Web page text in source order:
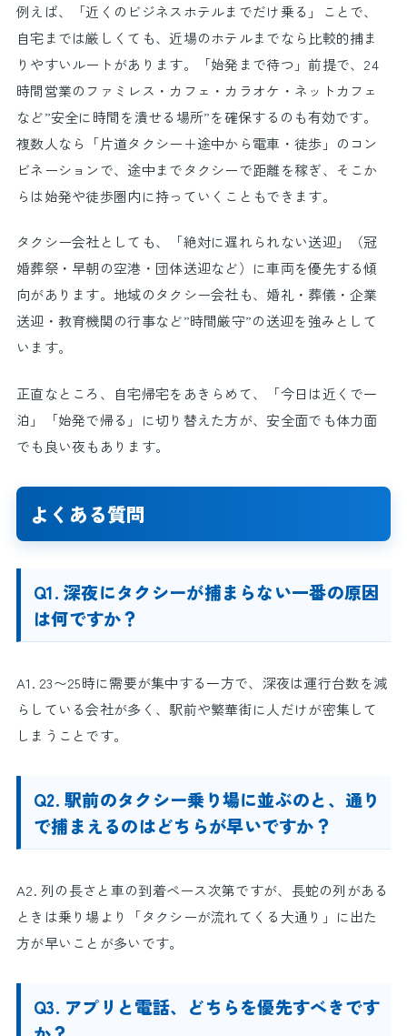
例えば、「近くのビジネスホテルまでだけ乗る」ことで、
自宅までは厳しくても、近場のホテルまでなら比較的捕ま
りやすいルートがあります。「始発まで待つ」前提で、24
時間営業のファミレス・カフェ・カラオケ・ネットカフェ
など”安全に時間を潰せる場所”を確保するのも有効です。
複数人なら「片道タクシー＋途中から電車・徒歩」のコン
ビネーションで、途中までタクシーで距離を稼ぎ、そこか
らは始発や徒歩圏内に持っていくこともできます。
タクシー会社としても、「絶対に遅れられない送迎」（冠
婚葬祭・早朝の空港・団体送迎など）に車両を優先する傾
向があります。地域のタクシー会社も、婚礼・葬儀・企業
送迎・教育機関の行事など”時間厳守”の送迎を強みとして
います。
正直なところ、自宅帰宅をあきらめて、「今日は近くで一
泊」「始発で帰る」に切り替えた方が、安全面でも体力面
でも良い夜もあります。
よくある質問
Q1. 深夜にタクシーが捕まらない一番の原因
は何ですか？
A1. 23〜25時に需要が集中する一方で、深夜は運行台数を減
らしている会社が多く、駅前や繁華街に人だけが密集して
しまうことです。
Q2. 駅前のタクシー乗り場に並ぶのと、通り
で捕まえるのはどちらが早いですか？
A2. 列の長さと車の到着ペース次第ですが、長蛇の列がある
ときは乗り場より「タクシーが流れてくる大通り」に出た
方が早いことが多いです。
Q3. アプリと電話、どちらを優先すべきです